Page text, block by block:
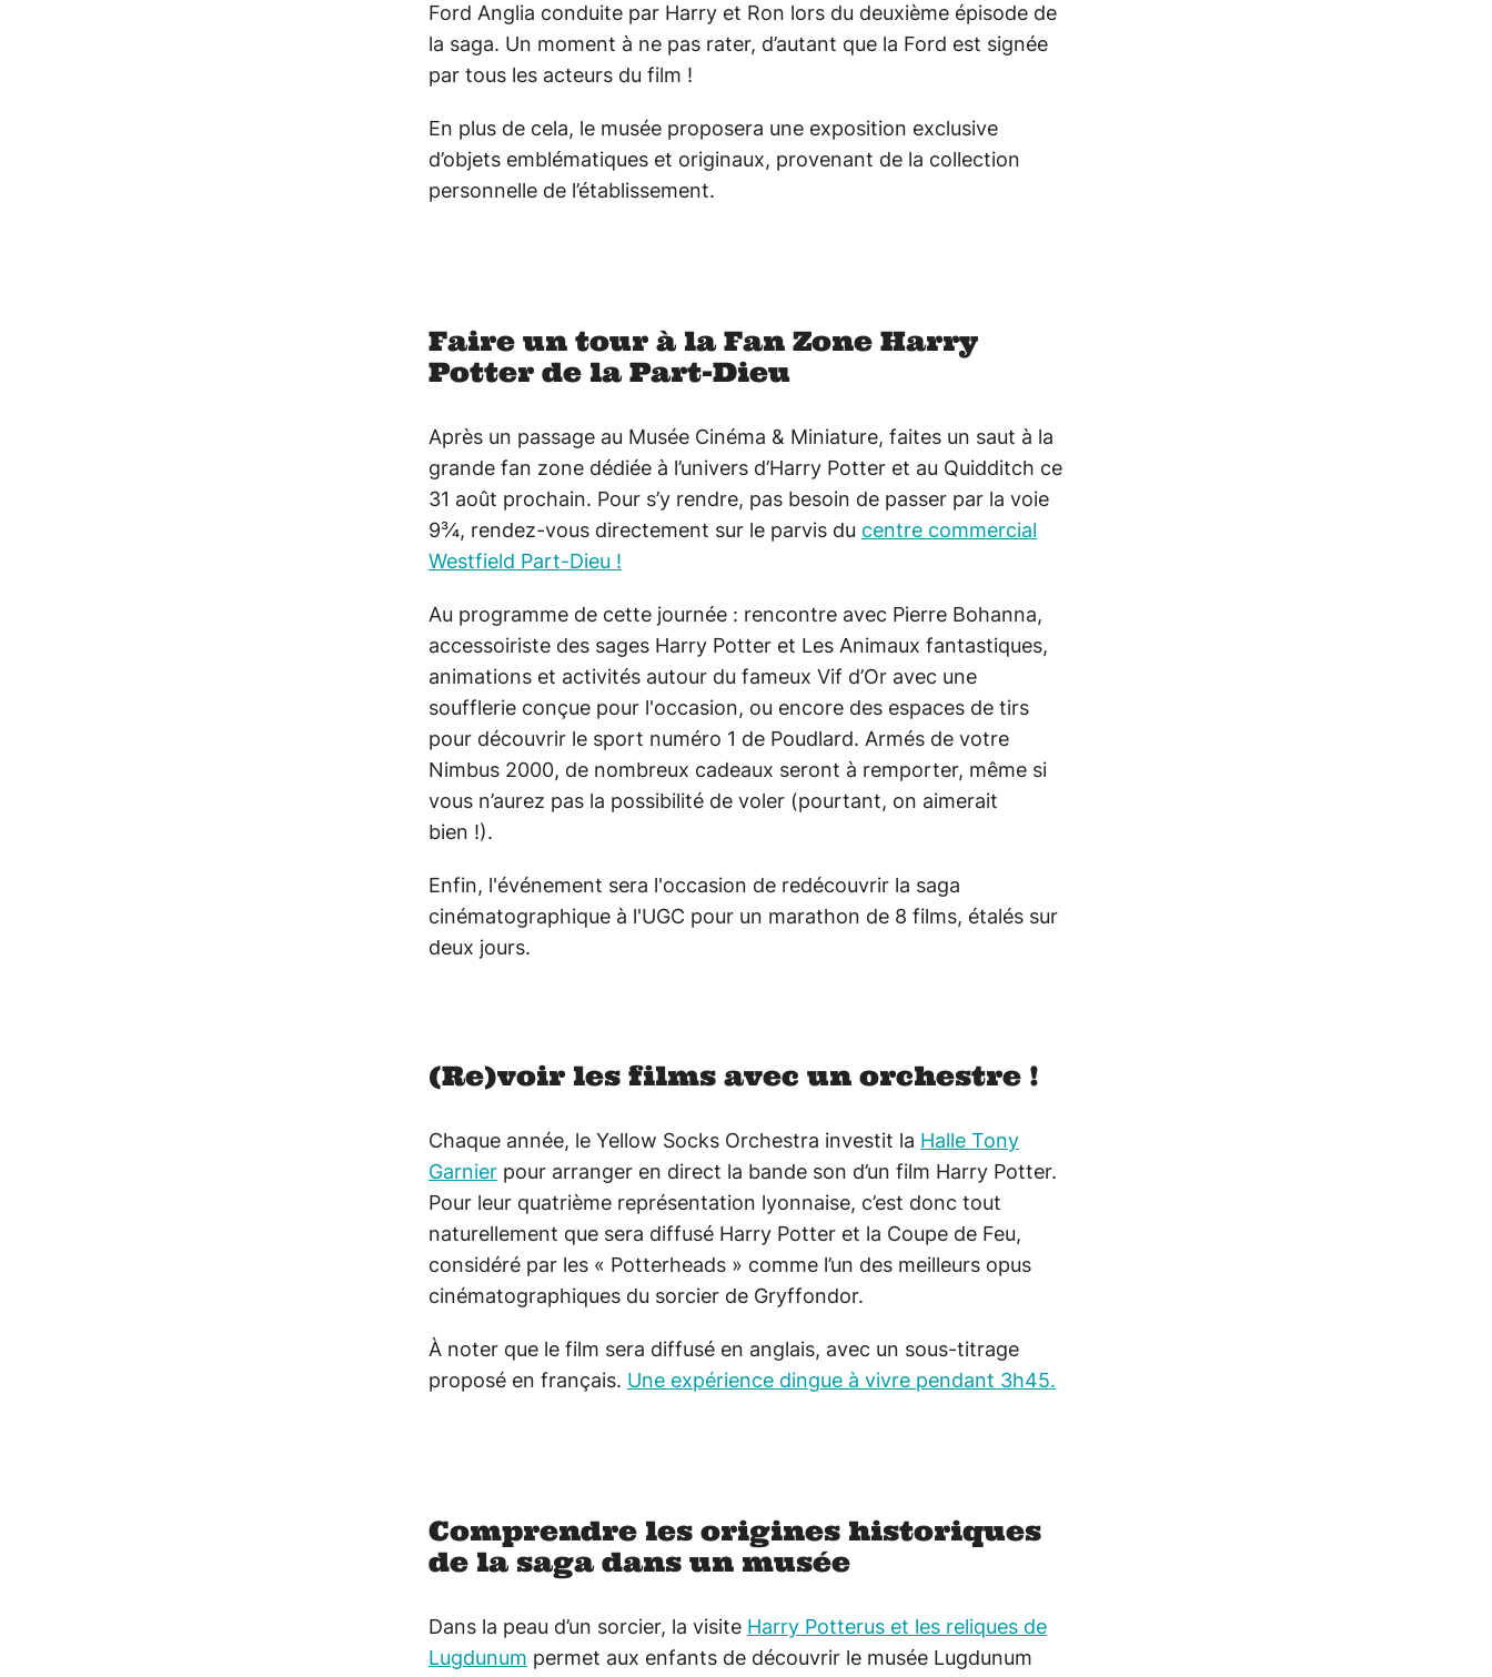
Ford Anglia conduite par Harry et Ron lors du deuxième épisode de
la saga. Un moment à ne pas rater, d’autant que la Ford est signée
par tous les acteurs du film !
En plus de cela, le musée proposera une exposition exclusive
d’objets emblématiques et originaux, provenant de la collection
personnelle de l’établissement.
Faire un tour à la Fan Zone Harry
Potter de la Part-Dieu
Après un passage au Musée Cinéma & Miniature, faites un saut à la
grande fan zone dédiée à l’univers d’Harry Potter et au Quidditch ce
31 août prochain. Pour s’y rendre, pas besoin de passer par la voie
9¾, rendez-vous directement sur le parvis du centre commercial
Westfield Part-Dieu !
Au programme de cette journée : rencontre avec Pierre Bohanna,
accessoiriste des sages Harry Potter et Les Animaux fantastiques,
animations et activités autour du fameux Vif d’Or avec une
soufflerie conçue pour l'occasion, ou encore des espaces de tirs
pour découvrir le sport numéro 1 de Poudlard. Armés de votre
Nimbus 2000, de nombreux cadeaux seront à remporter, même si
vous n’aurez pas la possibilité de voler (pourtant, on aimerait
bien !).
Enfin, l'événement sera l'occasion de redécouvrir la saga
cinématographique à l'UGC pour un marathon de 8 films, étalés sur
deux jours.
(Re)voir les films avec un orchestre !
Chaque année, le Yellow Socks Orchestra investit la Halle Tony
Garnier pour arranger en direct la bande son d’un film Harry Potter.
Pour leur quatrième représentation lyonnaise, c’est donc tout
naturellement que sera diffusé Harry Potter et la Coupe de Feu,
considéré par les « Potterheads » comme l’un des meilleurs opus
cinématographiques du sorcier de Gryffondor.
À noter que le film sera diffusé en anglais, avec un sous-titrage
proposé en français. Une expérience dingue à vivre pendant 3h45.
Comprendre les origines historiques
de la saga dans un musée
Dans la peau d’un sorcier, la visite Harry Potterus et les reliques de
Lugdunum permet aux enfants de découvrir le musée Lugdunum